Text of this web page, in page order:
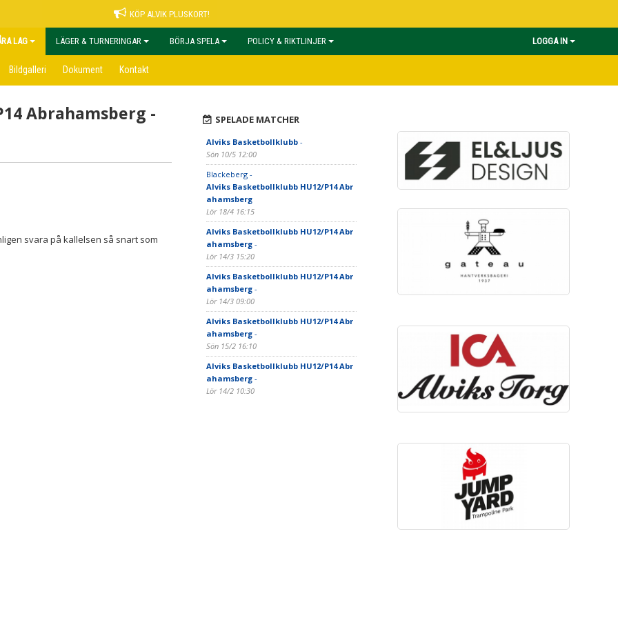
KÖP ALVIK PLUSKORT!
LAG LÄGER & TURNERINGAR BÖRJA SPELA POLICY & RIKTLINJER LOGGA IN
Bildgalleri Dokument Kontakt
Abrahamsberg -
svara på kallelsen så snart som
SPELADE MATCHER
Alviks Basketbollklubb-
Sön 10/5 12:00
Blackeberg -
Alviks Basketbollklubb HU12/P14 Abr
ahamsberg
Lör 18/4 16:15
Alviks Basketbollklubb HU12/P14 Abr
ahamsberg-
Lör 14/3 15:20
Alviks Basketbollklubb HU12/P14 Abr
ahamsberg-
Lör 14/3 09:00
Alviks Basketbollklubb HU12/P14 Abr
ahamsberg-
Sön 15/2 16:10
Alviks Basketbollklubb HU12/P14 Abr
ahamsberg-
Lör 14/2 10:30